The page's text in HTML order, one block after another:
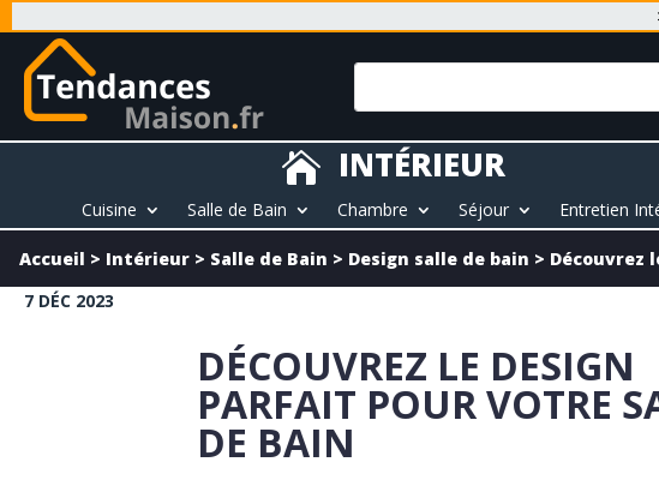
 INTÉRIEUR
Cuisine Salle de Bain Chambre Séjour Entretien
Accueil > Intérieur > Salle de Bain > Design salle de bain > Découvrez
7 DÉC 2023
DÉCOUVREZ LE DESIGN
PARFAIT POUR VOTRE
DE BAIN